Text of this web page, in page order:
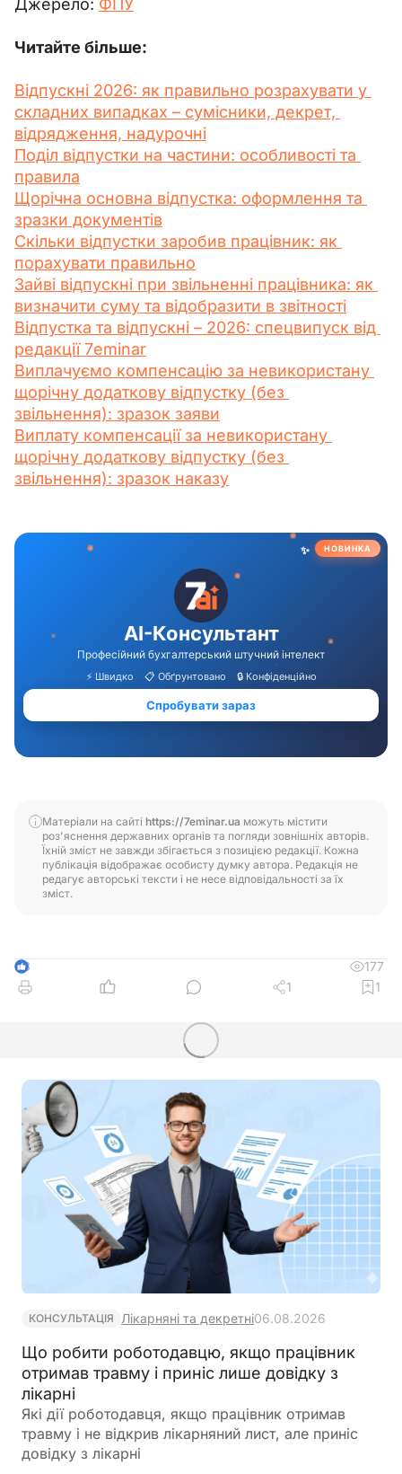
Читайте більше:
Відпускні 2026: як правильно розрахувати у
складних випадках – сумісники, декрет,
відрядження, надурочні
Поділ відпустки на частини: особливості та
правила
Щорічна основна відпустка: оформлення та
зразки документів
Скільки відпустки заробив працівник: як
порахувати правильно
Зайві відпускні при звільненні працівника: як
визначити суму та відобразити в звітності
Відпустка та відпускні – 2026: спецвипуск від
редакції 7eminar
Виплачуємо компенсацію за невикористану
щорічну додаткову відпустку (без
звільнення): зразок заяви
Виплату компенсації за невикористану
щорічну додаткову відпустку (без
звільнення): зразок наказу
Матеріали на сайті https://7eminar.ua можуть містити
роз'яснення державних органів та погляди зовнішніх авторів.
Їхній зміст не завжди збігається з позицією редакції. Кожна
публікація відображає особисту думку автора. Редакція не
редагує авторські тексти і не несе відповідальності за їх
зміст.
3
177
1
1
КОНСУЛЬТАЦІЯ Лікарняні та декретні06.08.2026
Що робити роботодавцю, якщо працівник
отримав травму і приніс лише довідку з
лікарні
Які дії роботодавця, якщо працівник отримав
травму і не відкрив лікарняний лист, але приніс
довідку з лікарні